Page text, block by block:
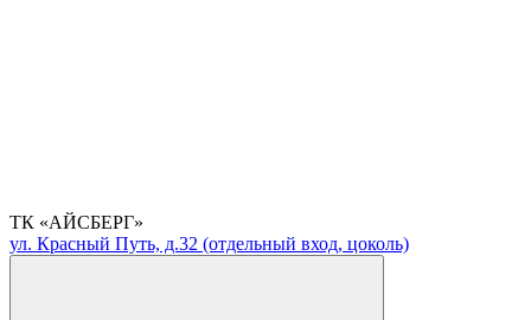
ТК «АЙСБЕРГ»
ул. Красный Путь, д.32 (отдельный вход, цоколь)